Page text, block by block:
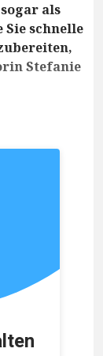
als
schnelle
Stefanie